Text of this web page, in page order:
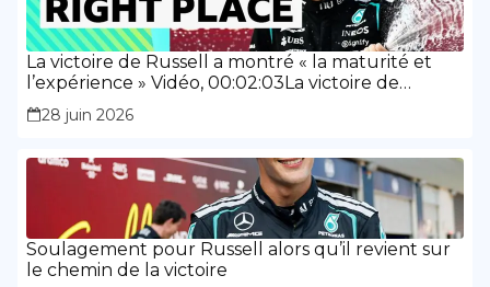
La victoire de Russell a montré « la maturité et
l’expérience » Vidéo, 00:02:03La victoire de
Russell a montré « la maturité et l’expérience »
28 juin 2026
Soulagement pour Russell alors qu’il revient sur
le chemin de la victoire